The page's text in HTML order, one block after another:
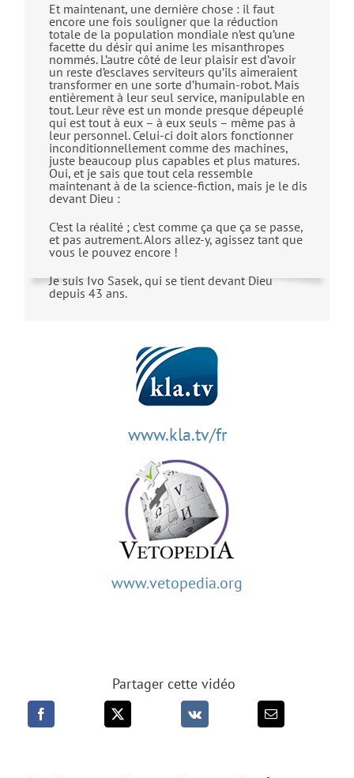
Et maintenant, une dernière chose : il faut
encore une fois souligner que la réduction
totale de la population mondiale n’est qu’une
facette du désir qui anime les misanthropes
nommés. L’autre côté de leur plaisir est d’avoir
un reste d’esclaves serviteurs qu’ils aimeraient
transformer en une sorte d’humain-robot. Mais
entièrement à leur seul service, manipulable en
tout. Leur rêve est un monde presque dépeuplé
qui est tout à eux – à eux seuls – même pas à
leur personnel. Celui-ci doit alors fonctionner
inconditionnellement comme des machines,
juste beaucoup plus capables et plus matures.
Oui, et je sais que tout cela ressemble
maintenant à de la science-fiction, mais je le dis
devant Dieu :
C’est la réalité ; c’est comme ça que ça se passe,
et pas autrement. Alors allez-y, agissez tant que
vous le pouvez encore !
Je suis Ivo Sasek, qui se tient devant Dieu
depuis 43 ans.
www.kla.tv/fr
www.vetopedia.org
Partager cette vidéo